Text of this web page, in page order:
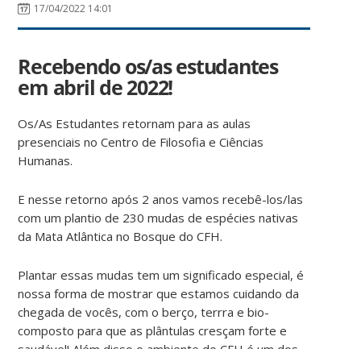
17/04/2022 14:01
Recebendo os/as estudantes
em abril de 2022!
Os/As Estudantes retornam para as aulas
presenciais no Centro de Filosofia e Ciências
Humanas.
E nesse retorno após 2 anos vamos recebê-los/las
com um plantio de 230 mudas de espécies nativas
da Mata Atlântica no Bosque do CFH.
Plantar essas mudas tem um significado especial, é
nossa forma de mostrar que estamos cuidando da
chegada de vocês, com o berço, terrra e bio-
composto para que as plântulas cresçam forte e